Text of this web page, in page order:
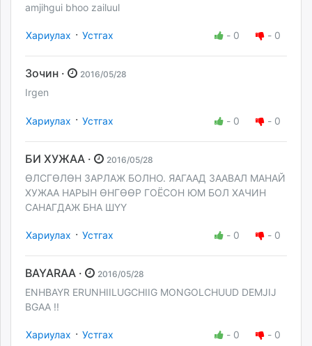
amjihgui bhoo zailuul
Хариулах · Устгах - 0 - 0
Зочин · 2016/05/28
Irgen
Хариулах · Устгах - 0 - 0
БИ ХУЖАА · 2016/05/28
ӨЛСГӨЛӨН ЗАРЛАЖ БОЛНО. ЯАГААД ЗААВАЛ МАНАЙ
ХУЖАА НАРЫН ӨНГӨӨР ГОЁСОН ЮМ БОЛ ХАЧИН
САНАГДАЖ БНА ШҮҮ
Хариулах · Устгах - 0 - 0
BAYARAA · 2016/05/28
ENHBAYR ERUNHIILUGCHIIG MONGOLCHUUD DEMJIJ
BGAA !!
Хариулах · Устгах - 0 - 0